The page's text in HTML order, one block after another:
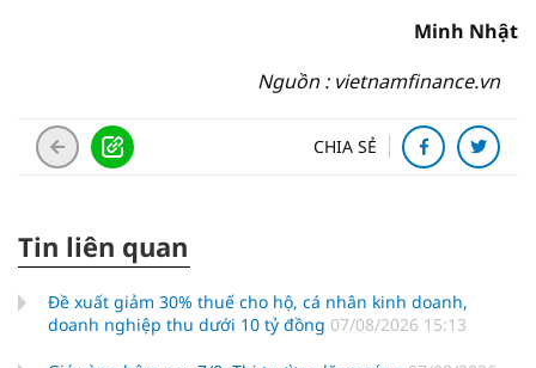
Minh Nhật
Nguồn : vietnamfinance.vn
CHIA SẺ
Tin liên quan
Đề xuất giảm 30% thuế cho hộ, cá nhân kinh doanh,
doanh nghiệp thu dưới 10 tỷ đồng 07/08/2026 15:13